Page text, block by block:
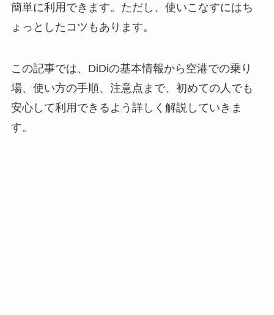
簡単に利用できます。ただし、使いこなすにはち
ょっとしたコツもあります。
この記事では、DiDiの基本情報から空港での乗り
場、使い方の手順、注意点まで、初めての人でも
安心して利用できるよう詳しく解説していきま
す。